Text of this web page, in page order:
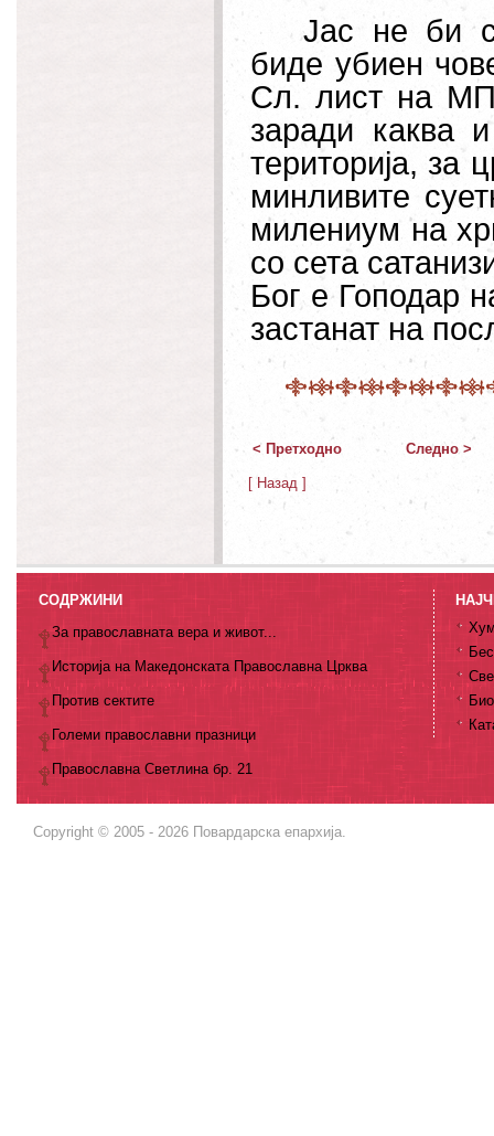
Јас не би
биде убиен
Сл. лист на
заради каква
територија, за
минливите
милениум на
со сета
Бог е Гоподар
застанат на
< Претходно Следно >
[ Назад ]
СОДРЖИНИ
За православната вера и живот...
Историја на Македонската Православна Црква
Против сектите
Големи православни празници
Православна Светлина бр. 21
Copyright © 2005 - 2026 Повардарска епархија.